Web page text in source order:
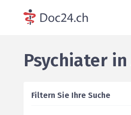
Psychiater in
Filtern Sie Ihre Suche